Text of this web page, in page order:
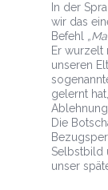
In der
wir das
Befehl
Er wurzelt
unseren
gelernt
Die
Selbstbild
unser